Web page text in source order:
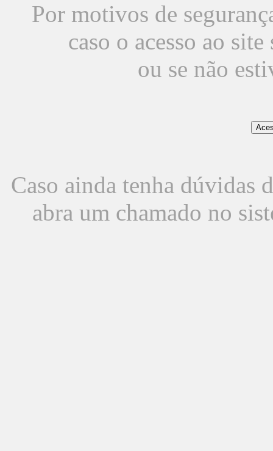
Por motivos de
caso o acesso ao
ou se não
Caso ainda tenha dúvidas
abra um chamado no